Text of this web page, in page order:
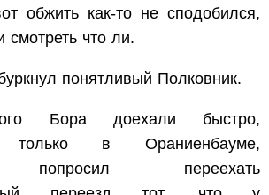
обжить как-то не сподобился,
смотреть что ли.
понятливый Полковник.
Бора доехали быстро,
только в Ораниенбауме,
попросил переехать